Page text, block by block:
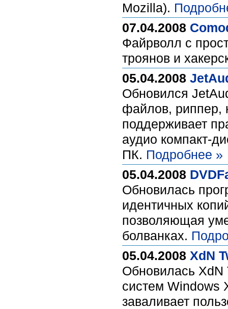
Mozilla).
07.04.2008
Файрволл с
троянов и
05.04.2008
Обновился
файлов, риппер,
поддерживает
аудио компакт-
ПК. Подробнее »
05.04.2008
Обновилась
идентичных
позволяющая
болванках.
05.04.2008 XdN
Обновилась XdN
систем Windows
заваливает